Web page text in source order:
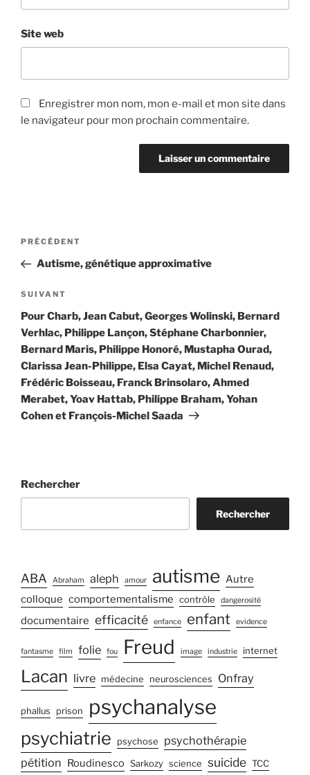
Site web
Enregistrer mon nom, mon e-mail et mon site dans
le navigateur pour mon prochain commentaire.
Navigation
l’article
Article
précédent
PRÉCÉDENT
Autisme, génétique approximative
Article
suivant
SUIVANT
Pour Charb, Jean Cabut, Georges Wolinski, Bernard
Verhlac, Philippe Lançon, Stéphane Charbonnier,
Bernard Maris, Philippe Honoré, Mustapha Ourad,
Clarissa Jean-Philippe, Elsa Cayat, Michel Renaud,
Frédéric Boisseau, Franck Brinsolaro, Ahmed
Merabet, Yoav Hattab, Philippe Braham, Yohan
Cohen et François-Michel Saada
Rechercher
Rechercher
ABA Abraham aleph amour autisme Autre
colloque comportementalisme contrôle dangerosité
documentaire efficacité enfance enfant evidence
fantasme film folie fou Freud image industrie internet
Lacan livre médecine neurosciences Onfray
phallus prison psychanalyse
psychiatrie psychose
psychothérapie
pétition Roudinesco Sarkozy science suicide TCC